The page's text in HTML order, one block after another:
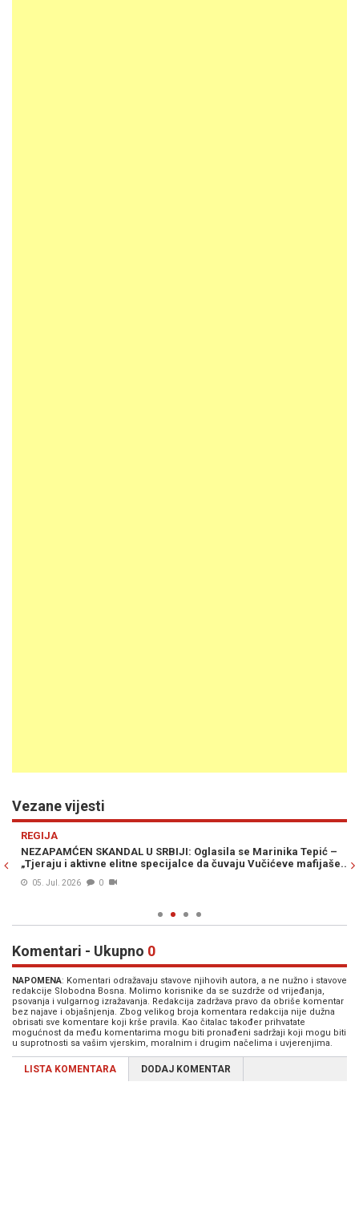
Vezane vijesti
REGIJA
NEZAPAMĆEN SKANDAL U SRBIJI: Oglasila se Marinika Tepić –
„Tjeraju i aktivne elitne specijalce da čuvaju Vučićeve mafijaše...“
05. Jul. 2026 0
Komentari - Ukupno 0
NAPOMENA: Komentari odražavaju stavove njihovih autora, a ne nužno i stavove
redakcije Slobodna Bosna. Molimo korisnike da se suzdrže od vrijeđanja,
psovanja i vulgarnog izražavanja. Redakcija zadržava pravo da obriše komentar
bez najave i objašnjenja. Zbog velikog broja komentara redakcija nije dužna
obrisati sve komentare koji krše pravila. Kao čitalac također prihvatate
mogućnost da među komentarima mogu biti pronađeni sadržaji koji mogu biti
u suprotnosti sa vašim vjerskim, moralnim i drugim načelima i uvjerenjima.
LISTA KOMENTARA DODAJ KOMENTAR